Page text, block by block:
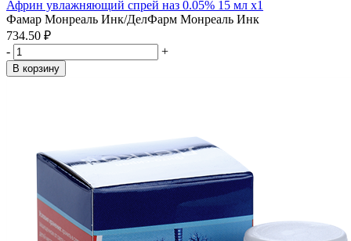
Африн увлажняющий спрей наз 0.05% 15 мл x1
Фамар Монреаль Инк/ДелФарм Монреаль Инк
734.50 ₽
-
+
В корзину